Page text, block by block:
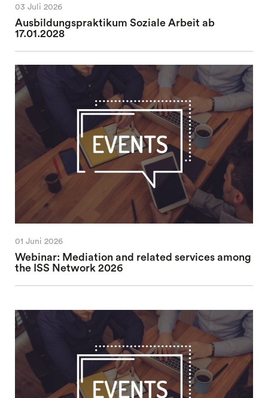
03 Juli 2026
Ausbildungspraktikum Soziale Arbeit ab
17.01.2028
01 Juni 2026
Webinar: Mediation and related services among
the ISS Network 2026